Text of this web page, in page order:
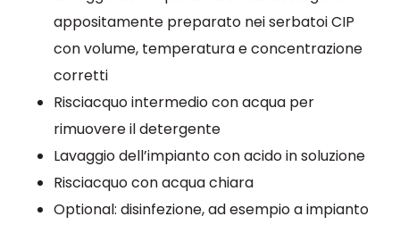
appositamente preparato nei serbatoi CIP
con volume, temperatura e concentrazione
corretti
Risciacquo intermedio con acqua per
rimuovere il detergente
Lavaggio dell’impianto con acido in soluzione
Risciacquo con acqua chiara
Optional: disinfezione, ad esempio a impianto